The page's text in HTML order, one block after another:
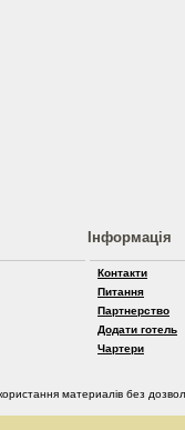
Інформація
Контакти
Питання
Партнерство
Додати готель
Чартери
материалів без